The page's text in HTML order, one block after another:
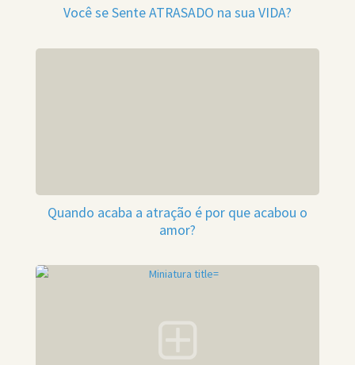
Você se Sente ATRASADO na sua VIDA?
Quando acaba a atração é por que acabou o
amor?